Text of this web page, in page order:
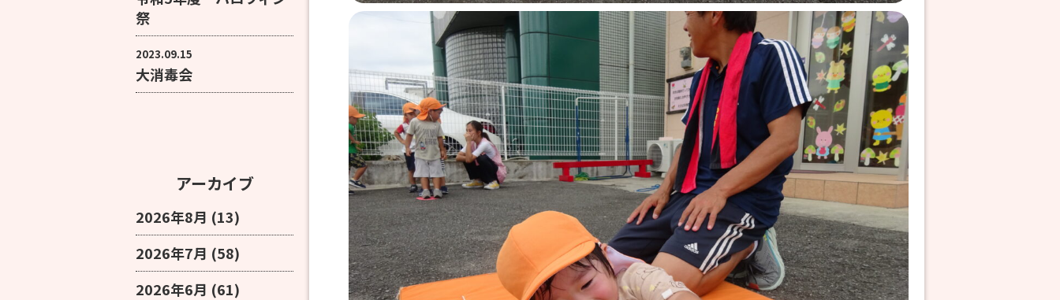
祭
2023.09.15
大消毒会
アーカイブ
2026年8月 (13)
2026年7月 (58)
2026年6月 (61)